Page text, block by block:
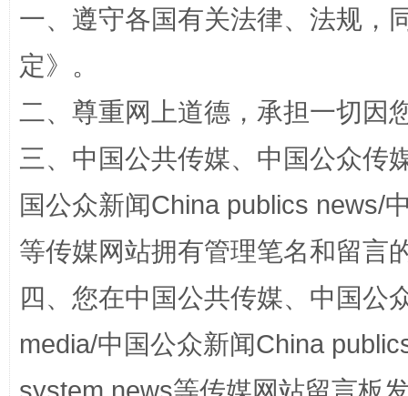
招工难、用工荒背后
网上购药对药下症？
一、遵守各国有关法律、法规，
定》。
二、尊重网上道德，承担一切因
三、中国公共传媒、中国公众传
国公众新闻China publics news/
等传媒网站拥有管理笔名和留言
四、您在中国公共传媒、中国公
media/中国公众新闻China